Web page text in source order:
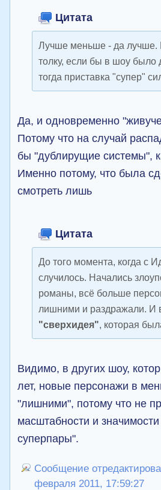
Цитата
Лучше меньше - да
толку, если бы в шоу было
тогда приставка "супер"
Да, и одновременно
Потому что на случай
бы "дублирущие системы",
Именно потому, что была
смотреть лишь
Цитата
До того момента, когда с
случилось. Начались
романы, всё больше
лишними и раздражали. И
"сверхидея", которая
Видимо, в других шоу,
лет, новые персонажи в
"лишними", потому что не
масштабности и
суперпары".
Сообщение
февраля 2011, 17:59:27